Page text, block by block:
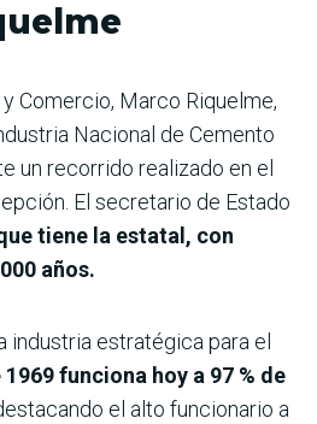
Comercio, Marco Riquelme,
Nacional de Cemento
un recorrido realizado en el
El secretario de Estado
tiene la estatal, con
años.
industria estratégica para el
funciona hoy a 97 % de
el alto funcionario a